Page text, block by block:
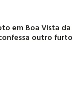
em Boa Vista da
outro furto